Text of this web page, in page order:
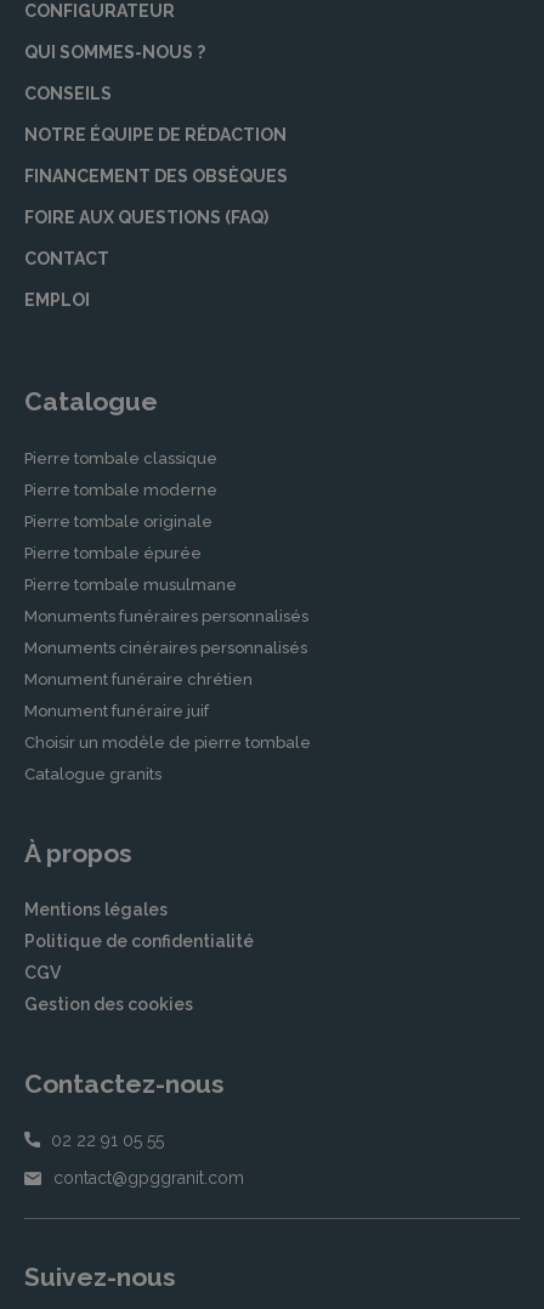
CONFIGURATEUR
QUI SOMMES-NOUS ?
CONSEILS
NOTRE ÉQUIPE DE RÉDACTION
FINANCEMENT DES OBSÈQUES
FOIRE AUX QUESTIONS (FAQ)
CONTACT
EMPLOI
Catalogue
Pierre tombale classique
Pierre tombale moderne
Pierre tombale originale
Pierre tombale épurée
Pierre tombale musulmane
Monuments funéraires personnalisés
Monuments cinéraires personnalisés
Monument funéraire chrétien
Monument funéraire juif
Choisir un modèle de pierre tombale
Catalogue granits
À propos
Mentions légales
Politique de confidentialité
CGV
Gestion des cookies
Contactez-nous
02 22 91 05 55
contact@gpggranit.com
Suivez-nous